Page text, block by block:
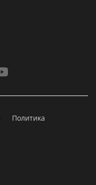
Политика